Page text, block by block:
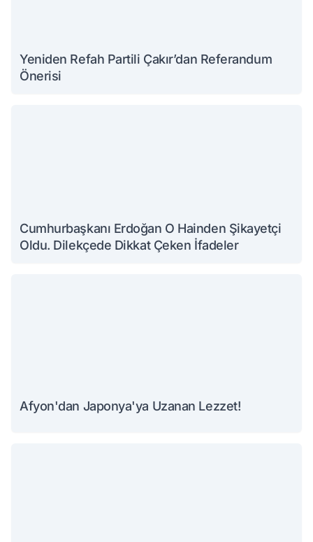
Yeniden Refah Partili Çakır’dan Referandum
Önerisi
Cumhurbaşkanı Erdoğan O Hainden Şikayetçi
Oldu. Dilekçede Dikkat Çeken İfadeler
Afyon'dan Japonya'ya Uzanan Lezzet!